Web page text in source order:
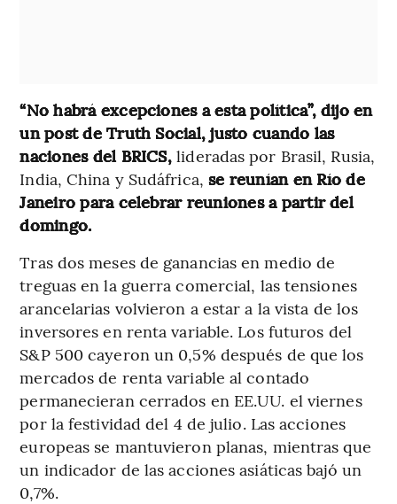
“No habrá excepciones a esta política”, dijo en
un post de Truth Social, justo cuando las
naciones del BRICS,lideradas por Brasil, Rusia,
India, China y Sudáfrica, se reunían en Río de
Janeiro para celebrar reuniones a partir del
domingo.
Tras dos meses de ganancias en medio de
treguas en la guerra comercial, las tensiones
arancelarias volvieron a estar a la vista de los
inversores en renta variable. Los futuros del
S&P 500 cayeron un 0,5% después de que los
mercados de renta variable al contado
permanecieran cerrados en EE.UU. el viernes
por la festividad del 4 de julio. Las acciones
europeas se mantuvieron planas, mientras que
un indicador de las acciones asiáticas bajó un
0,7%.